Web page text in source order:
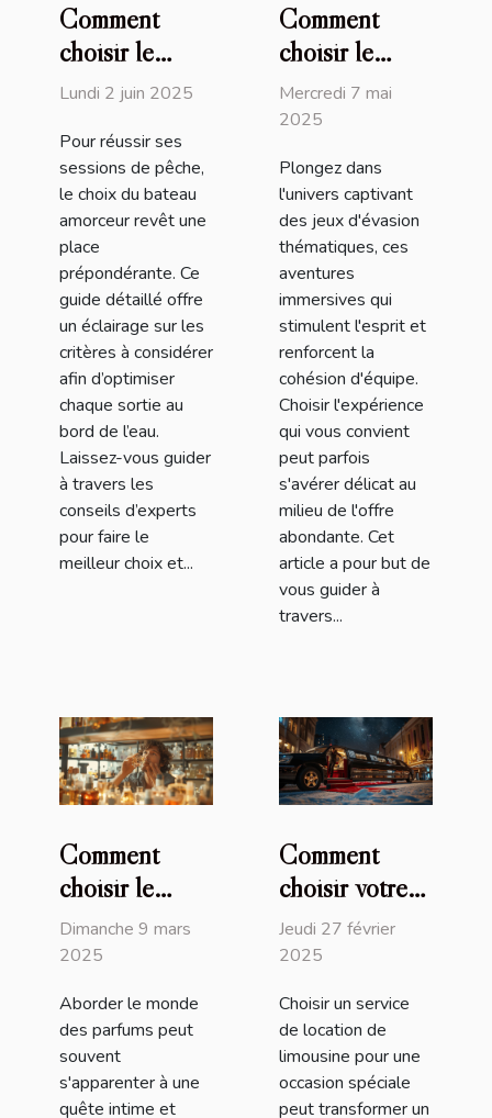
Comment
choisir le
meilleur
amorceur pour
vos sessions
de pêche
Lundi 2 juin 2025
Pour réussir ses
sessions de pêche,
le choix du bateau
amorceur revêt une
place
prépondérante. Ce
guide détaillé offre
un éclairage sur les
critères à considérer
afin d’optimiser
chaque sortie au
bord de l’eau.
Laissez-vous guider
à travers les
conseils d’experts
pour faire le
meilleur choix et...
Comment
choisir le
meilleur jeu
d'évasion
pour votre
prochaine
aventure
Mercredi 7 mai
2025
Plongez dans
l'univers captivant
des jeux d'évasion
thématiques, ces
aventures
immersives qui
stimulent l'esprit et
renforcent la
cohésion d'équipe.
Choisir l'expérience
qui vous convient
peut parfois
s'avérer délicat au
milieu de l'offre
abondante. Cet
article a pour but de
vous guider à
travers...
Comment
choisir le
parfum parfait
pour chaque
Dimanche 9 mars
2025
Aborder le monde
des parfums peut
souvent
s'apparenter à une
quête intime et
Comment
choisir votre
service de
location de
un événement
spécial
Jeudi 27 février
2025
Choisir un service
de location de
limousine pour une
occasion spéciale
peut transformer un